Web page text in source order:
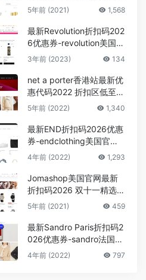
商品低至4折优惠促销
5年前 (2021) 1,568
最新Revolution折扣码202
6优惠券-revolution美国官
网春季促销精选彩妆低至3
3年前 (2023) 134
net a porter香港站最新优
惠代码2022 折扣区低至2
折促销
5年前 (2022) 1,340
最新END折扣码2026优惠
券-endclothing美国官网
年中大促时尚单品全场低
4年前 (2022) 1,293
Jomashop美国官网最新
折扣码2026 双十一精选专
场低至1.4折优惠促销满额
5年前 (2021) 459
最新Sandro Paris折扣码2
026优惠券-sandro法国官
网季末大促低至2折
4年前 (2022) 797